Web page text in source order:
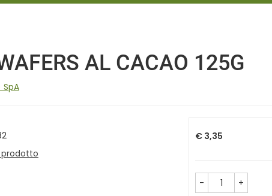
AL CACAO 125G
SpA
prodotto
Prezzo
€ 3,35
- +